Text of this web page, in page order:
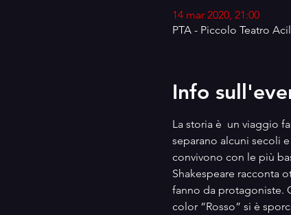
14 mar 2020, 21:00
PTA - Piccolo Teatro
Info
La storia è  un viaggio
separano alcuni secoli
convivono con le più
Shakespeare racconta
fanno da protagoniste.
color “Rosso” si è